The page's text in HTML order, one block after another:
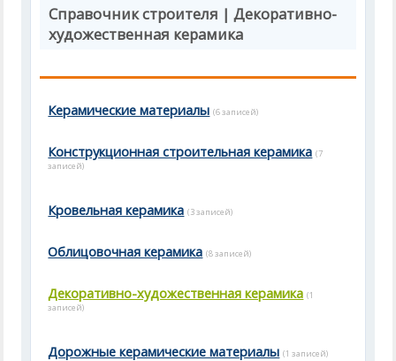
Справочник строителя | Декоративно-
художественная керамика
Керамические материалы (6 записей)
Конструкционная строительная керамика (7
записей)
Кровельная керамика (3 записей)
Облицовочная керамика (8 записей)
Декоративно-художественная керамика (1
записей)
Дорожные керамические материалы (1 записей)